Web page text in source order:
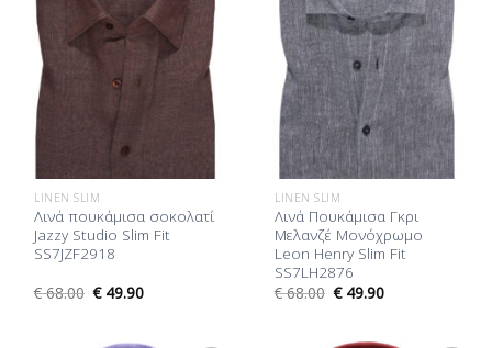
LINEN SLIM
Λινά πουκάμισα σοκολατί
Jazzy Studio Slim Fit
SS7JZF2918
€68.00 €49.90
LINEN SLIM
Λινά Πουκάμισα Γκρι
Μελανζέ Μονόχρωμο
Leon Henry Slim Fit
SS7LH2876
€68.00 €49.90